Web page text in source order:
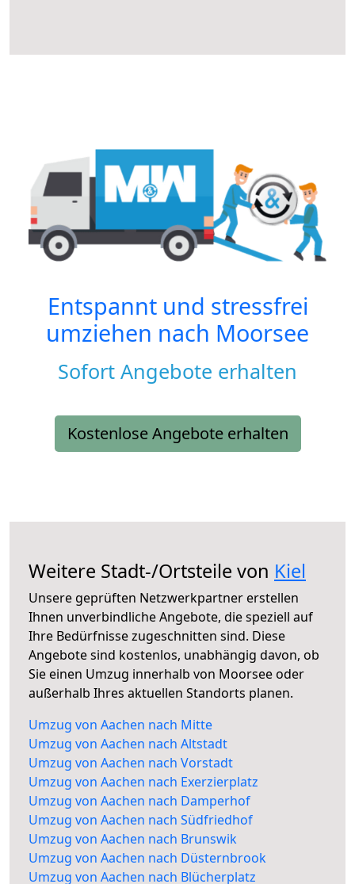
Entspannt und stressfrei
umziehen nach Moorsee
Sofort Angebote erhalten
Kostenlose Angebote erhalten
Weitere Stadt-/Ortsteile von Kiel
Unsere geprüften Netzwerkpartner erstellen
Ihnen unverbindliche Angebote, die speziell auf
Ihre Bedürfnisse zugeschnitten sind. Diese
Angebote sind kostenlos, unabhängig davon, ob
Sie einen Umzug innerhalb von Moorsee oder
außerhalb Ihres aktuellen Standorts planen.
Umzug von Aachen nach Mitte
Umzug von Aachen nach Altstadt
Umzug von Aachen nach Vorstadt
Umzug von Aachen nach Exerzierplatz
Umzug von Aachen nach Damperhof
Umzug von Aachen nach Südfriedhof
Umzug von Aachen nach Brunswik
Umzug von Aachen nach Düsternbrook
Umzug von Aachen nach Blücherplatz